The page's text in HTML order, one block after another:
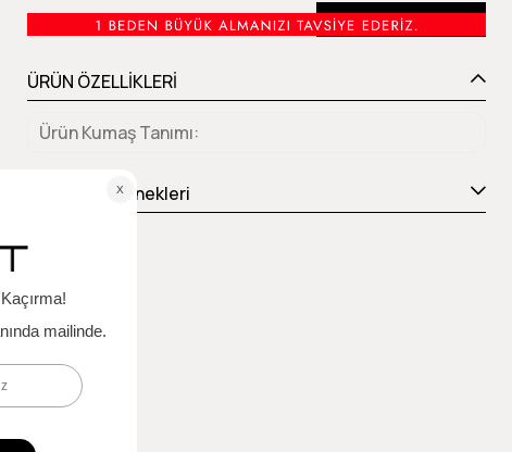
Beden Tablosu
ÜRÜN ÖZELLİKLERİ
Ürün Kumaş Tanımı
Ödeme Seçenekleri